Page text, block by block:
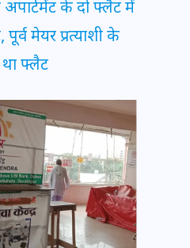
अपार्टमेंट के दो फ्लैट में
मेयर प्रत्याशी के
था फ्लैट